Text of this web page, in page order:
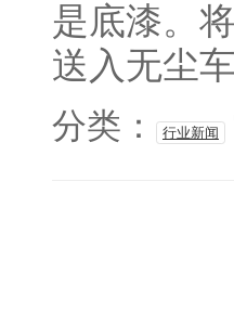
是底漆。
送入无尘
分类： 行业新闻